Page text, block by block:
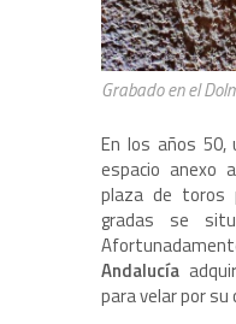
Grabado en el
En los años 50,
espacio anexo
plaza de toros
gradas se
Andalucía
para velar por su